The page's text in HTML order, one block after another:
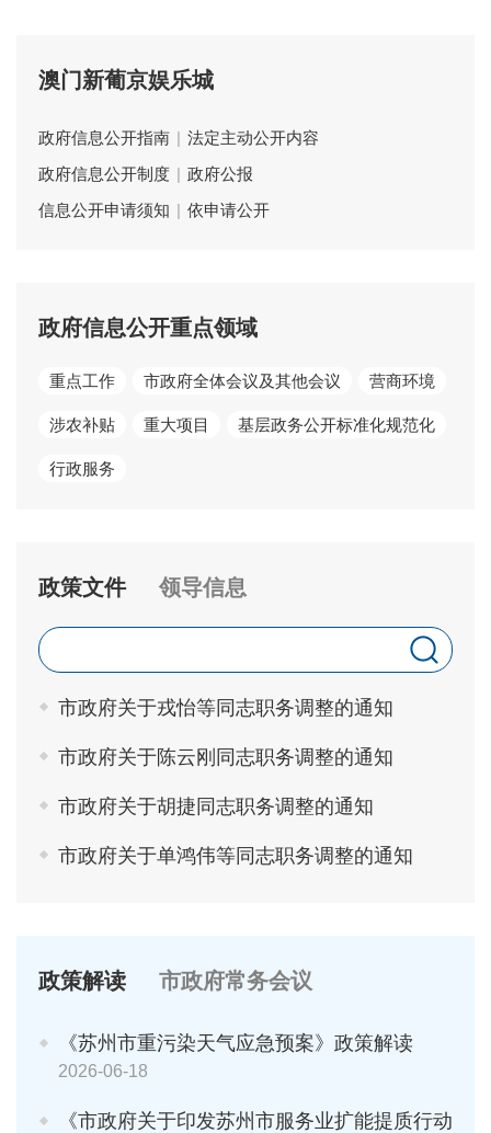
澳门新葡京娱乐城
政府信息公开指南 | 法定主动公开内容
政府信息公开制度 | 政府公报
信息公开申请须知 | 依申请公开
政府信息公开重点领域
重点工作 市政府全体会议及其他会议 营商环境
涉农补贴 重大项目 基层政务公开标准化规范化
行政服务
政策文件 领导信息
市政府关于戎怡等同志职务调整的通知
市政府关于陈云刚同志职务调整的通知
市政府关于胡捷同志职务调整的通知
市政府关于单鸿伟等同志职务调整的通知
政策解读 市政府常务会议
《苏州市重污染天气应急预案》政策解读
2026-06-18
《市政府关于印发苏州市服务业扩能提质行动